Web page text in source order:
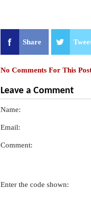
Share
No Comments For This
Leave a Comment
Name:
Email:
Comment:
Enter the code shown: